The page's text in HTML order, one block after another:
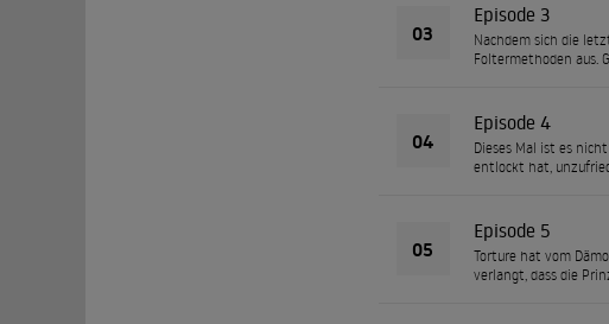
03
Episode 3
Nachdem sich die
Foltermethoden aus.
04
Episode 4
Dieses Mal ist es
entlockt hat,
05
Episode 5
Torture hat vom
verlangt, dass die